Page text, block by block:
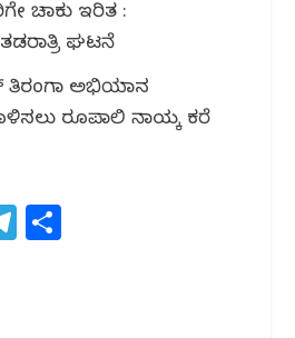
ಚಾಕು ಇರಿತ :
ತಡರಾತ್ರಿ ಘಟನೆ
ಅಭಿಯಾನ
ರೂಪಾಲಿ ನಾಯ್ಕ ಕರೆ
T